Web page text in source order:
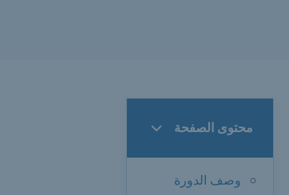
محتوى الصفحة
وصف الدورة